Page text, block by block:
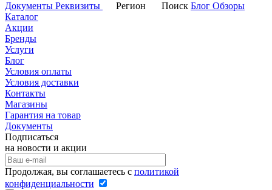
Документы Реквизиты Регион Поиск Блог Обзоры
Каталог
Акции
Бренды
Услуги
Блог
Условия оплаты
Условия доставки
Контакты
Магазины
Гарантия на товар
Документы
Подписаться
на новости и акции
Продолжая, вы соглашаетесь с политикой
конфиденциальности